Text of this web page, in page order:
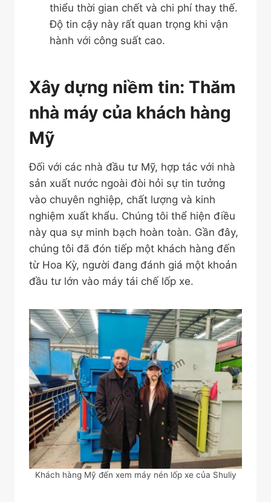
thiểu thời gian chết và chi phí thay thế.
Độ tin cậy này rất quan trọng khi vận
hành với công suất cao.
Xây dựng niềm tin: Thăm
nhà máy của khách hàng
Mỹ
Đối với các nhà đầu tư Mỹ, hợp tác với nhà
sản xuất nước ngoài đòi hỏi sự tin tưởng
vào chuyên nghiệp, chất lượng và kinh
nghiệm xuất khẩu. Chúng tôi thể hiện điều
này qua sự minh bạch hoàn toàn. Gần đây,
chúng tôi đã đón tiếp một khách hàng đến
từ Hoa Kỳ, người đang đánh giá một khoản
đầu tư lớn vào máy tái chế lốp xe.
Khách hàng Mỹ đến xem máy nén lốp xe của Shuliy